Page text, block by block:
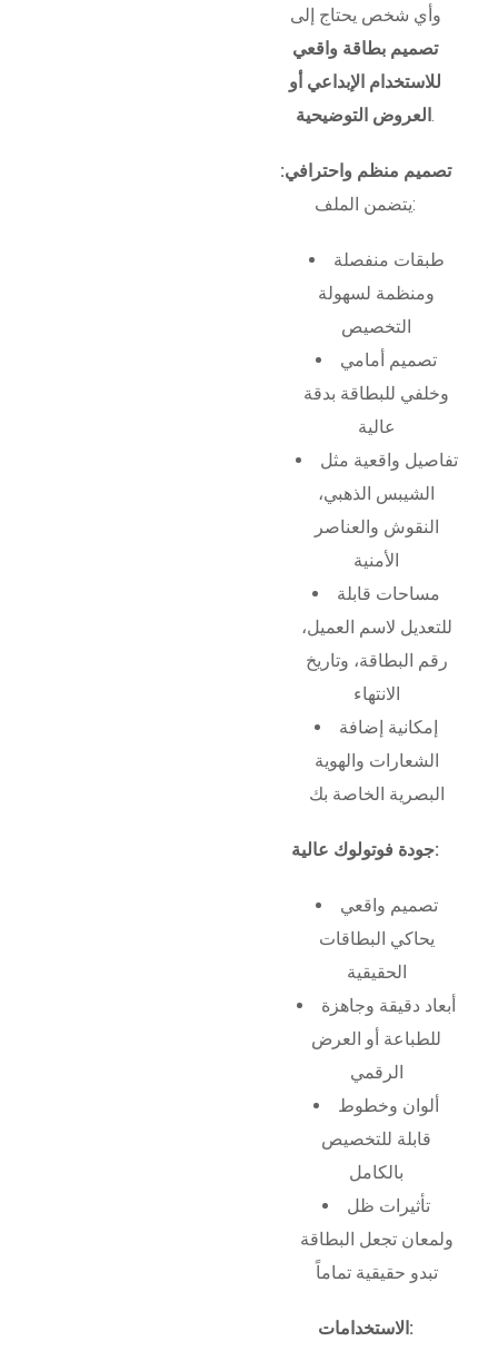
وأي شخص يحتاج إلى
تصميم بطاقة واقعي
للاستخدام الإبداعي أو
العروض التوضيحية .
تصميم منظم واحترافي:
يتضمن الملف:
طبقات منفصلة
ومنظمة لسهولة
التخصيص
تصميم أمامي
وخلفي للبطاقة بدقة
عالية
تفاصيل واقعية مثل
الشيبس الذهبي،
النقوش والعناصر
الأمنية
مساحات قابلة
للتعديل لاسم العميل،
رقم البطاقة، وتاريخ
الانتهاء
إمكانية إضافة
الشعارات والهوية
البصرية الخاصة بك
جودة فوتولوك عالية:
تصميم واقعي
يحاكي البطاقات
الحقيقية
أبعاد دقيقة وجاهزة
للطباعة أو العرض
الرقمي
ألوان وخطوط
قابلة للتخصيص
بالكامل
تأثيرات ظل
ولمعان تجعل البطاقة
تبدو حقيقية تماماً
الاستخدامات: